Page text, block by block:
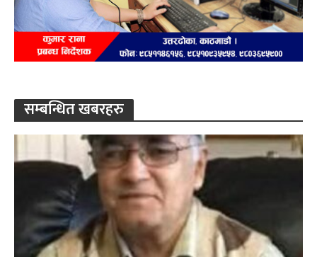
सम्बन्धित खबरहरु